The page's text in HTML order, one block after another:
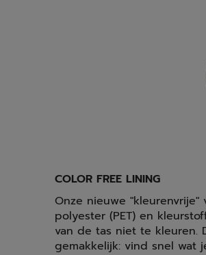
COLOR FREE LINING
Onze nieuwe
polyester (PET) en
van de tas niet te kleuren.
gemakkelijk: vind snel wat